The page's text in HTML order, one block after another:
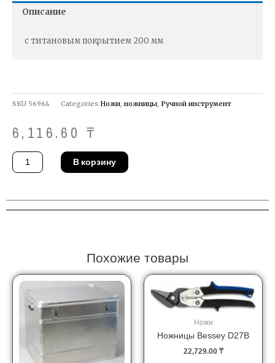
Описание
с титановым покрытием 200 мм
SKU 56964 Categories Ножи, ножницы, Ручной инструмент
6,116.60 ₸
Количество
товара
Ножницы
В корзину
Похожие товары
Ножи
Ножницы Bessey D27B
22,729.00 ₸